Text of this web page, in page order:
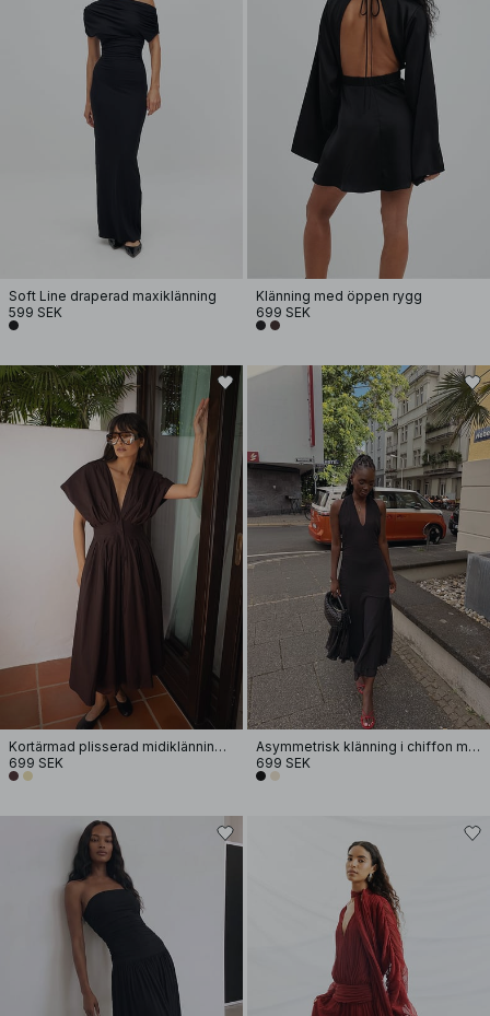
Soft Line draperad maxiklänning
599 SEK
Klänning med öppen rygg
699 SEK
Kortärmad plisserad midiklänning i bomull
699 SEK
Asymmetrisk klänning i chiffon med halterneck
699 SEK